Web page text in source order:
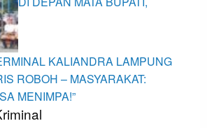
KALIANDRA LAMPUNG
ROBOH – MASYARAKAT:
MENIMPA!”